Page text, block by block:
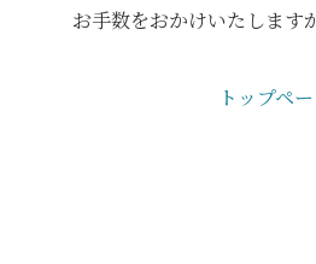
お手数をおかけいたします
トップペ